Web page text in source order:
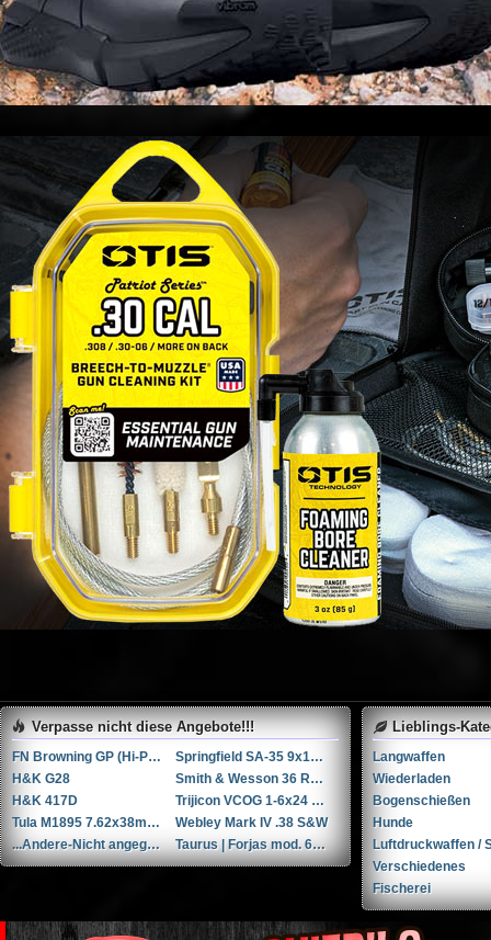
Verpasse nicht diese Angebote!!!
FN Browning GP (Hi-Power / GP35)
Springfield SA-35 9x19mm Parabellum/Luger/NATO
H&K G28
Smith & Wesson 36 RB .38 Spl.
H&K 417D
Trijicon VCOG 1-6x24 LED-Zielfernrohr mit Absehen für .223 Remington / 77 gr.
Tula M1895 7.62x38mmR / 7.62x38mm Nagant
Webley Mark IV .38 S&W
...Andere-Nicht angegeben W+F Raketenpistole 1917/1934 kal. 34mm ...Andere/Nicht angegeben
Taurus | Forjas mod. 66 6'' .357 Magnum / 9x31mmR /.353 Casull
Lieblings-
Langwaffen
Wiederladen
Bogenschießen
Hunde
Luftdruckwaffen /
Verschiedenes
Fischerei